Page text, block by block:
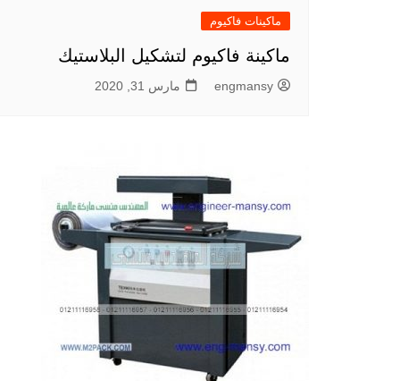
ماكينات فاكيوم
ماكينة فاكيوم لتشكيل البلاستيك
engmansy مارس 31, 2020